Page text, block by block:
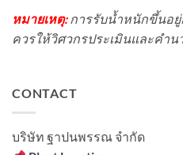
หมายเหตุ: การรับน้ำหนักขึ้นอ
ควรให้วิศวกรประเมินและคำ
CONTACT
บริษัท ฐาปนพรรณ จํากัด